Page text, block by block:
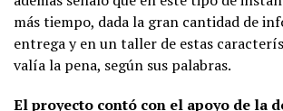
más tiempo, dada la gran cantidad de
entrega y en un taller de estas
valía la pena, según sus palabras.
El proyecto contó con el apoyo de la